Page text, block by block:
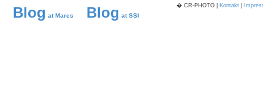
Blog at Mares Blog at SSI
� CR-PHOTO | Kontakt